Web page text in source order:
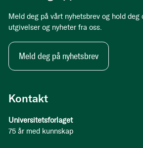
Kontakt
Universitetsforlaget
75 år med kunnskap
Meld deg på vårt nyhetsbrev og hold deg
utgivelser og nyheter fra oss.
Meld deg på nyhetsbrev